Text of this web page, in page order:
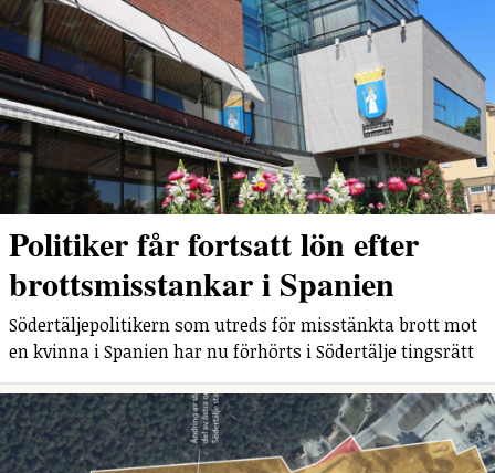
Politiker får fortsatt lön efter
brottsmisstankar i Spanien
Södertäljepolitikern som utreds för misstänkta brott mot
en kvinna i Spanien har nu förhörts i Södertälje tingsrätt